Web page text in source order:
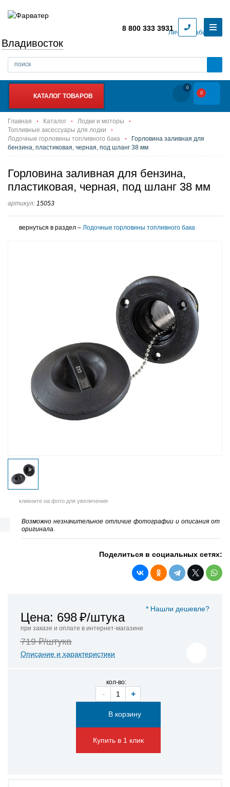
Личный кабинет
Владивосток
8 800 333 3931
КАТАЛОГ ТОВАРОВ
0
0
Главная Каталог
Лодки и моторы
Топливные аксессуары для лодки
Лодочные горловины топливного бака
Горловина заливная для
бензина, пластиковая, черная, под шланг 38 мм
Горловина заливная для бензина,
пластиковая, черная, под шланг 38 мм
артикул: 15053
вернуться в раздел – Лодочные горловины топливного бака
кликните на фото для увеличения
Возможно незначительное отличие фотографии и описания от
оригинала.
Поделиться в социальных сетях:
* Нашли дешевле?
Цена: 698₽/штука
при заказе и оплате в интернет-магазине
719 ₽/штука
Описание и характеристики
кол-во:
- +
Купить в 1 клик